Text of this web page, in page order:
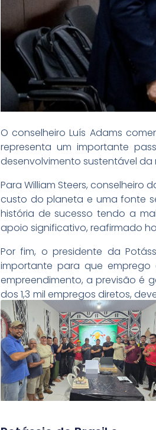
O conselheiro Luís Adams
representa um importante
desenvolvimento sustentável da
Para William Steers, conselheiro
custo do planeta e uma fonte
história de sucesso tendo a
apoio significativo, reafirmado
Por fim, o presidente da
importante para que emprego
empreendimento, a previsão é
dos 1,3 mil empregos diretos,
mais de 80% de mão de obra
Leia Mais: